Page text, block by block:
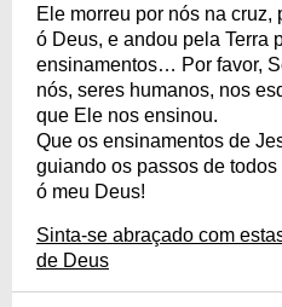
Ele morreu por nós na cruz,
ó Deus, e andou pela Terra
ensinamentos… Por favor,
nós, seres humanos, nos
que Ele nos ensinou.
Que os ensinamentos de
guiando os passos de
ó meu Deus!
Sinta-se abraçado com
de Deus